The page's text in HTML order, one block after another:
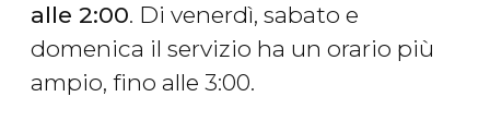
alle 2:00. Di venerdì, sabato e
domenica il servizio ha un orario più
ampio, fino alle 3:00.